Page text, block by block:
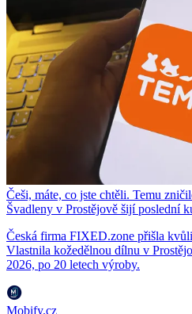
Češi, máte, co jste chtěli. Temu
Švadleny v Prostějově šijí poslední
Česká firma FIXED.zone přišla
Vlastnila kožedělnou dílnu v
2026, po 20 letech výroby.
Mobify.cz